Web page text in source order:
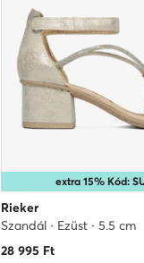
extra 15% Kód:
Rieker
Szandál · Ezüst · 5.5 cm
28 995 Ft